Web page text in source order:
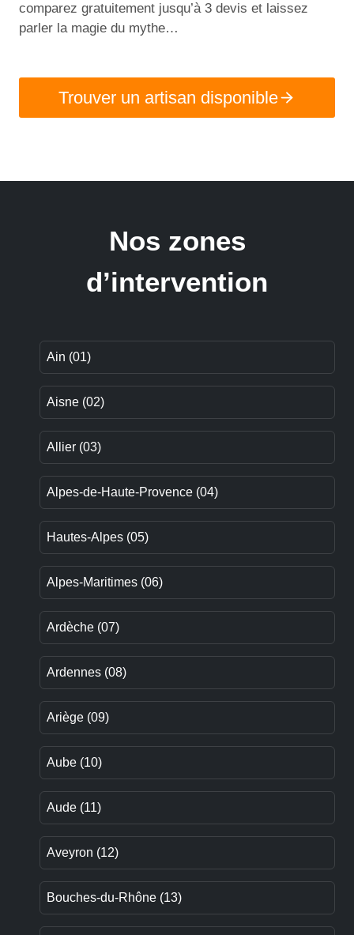
comparez gratuitement jusqu’à 3 devis et laissez
parler la magie du mythe…
Trouver un artisan disponible
Nos zones
d’intervention
Ain (01)
Aisne (02)
Allier (03)
Alpes-de-Haute-Provence (04)
Hautes-Alpes (05)
Alpes-Maritimes (06)
Ardèche (07)
Ardennes (08)
Ariège (09)
Aube (10)
Aude (11)
Aveyron (12)
Bouches-du-Rhône (13)